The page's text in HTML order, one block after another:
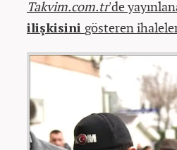
Takvim.com.tr'de
ilişkisini gösteren